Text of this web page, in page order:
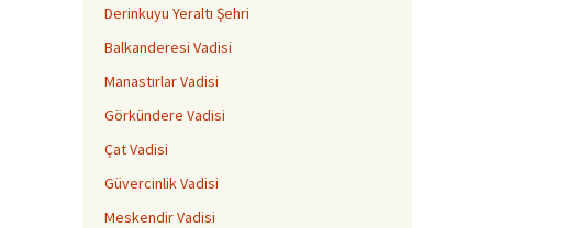
Derinkuyu Yeraltı Şehri
Balkanderesi Vadisi
Manastırlar Vadisi
Görkündere Vadisi
Çat Vadisi
Güvercinlik Vadisi
Meskendir Vadisi